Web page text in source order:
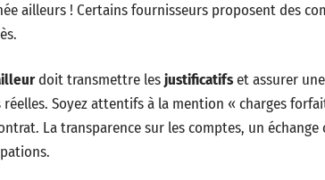
ailleurs ! Certains fournisseurs proposent des
doit transmettre lesjustificatifset assurer une
Soyez attentifs à la mention « charges
La transparence sur les comptes, un